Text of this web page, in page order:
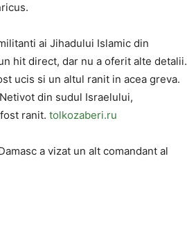
ai Jihadului Islamic din
hit direct, dar nu a oferit alte detalii.
ucis si un altul ranit in acea greva.
din sudul Israelului,
ranit. tolkozaberi.ru
a vizat un alt comandant al